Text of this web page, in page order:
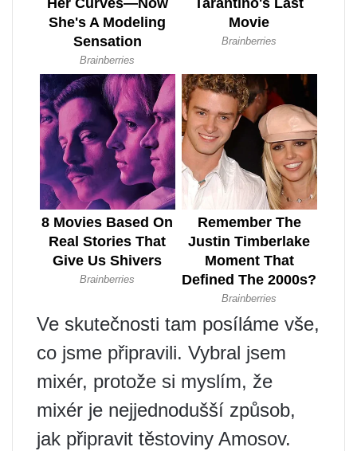
Ve skutečnosti tam posíláme vše,
co jsme připravili. Vybral jsem
mixér, protože si myslím, že
mixér je nejjednodušší způsob,
jak připravit těstoviny Amosov.